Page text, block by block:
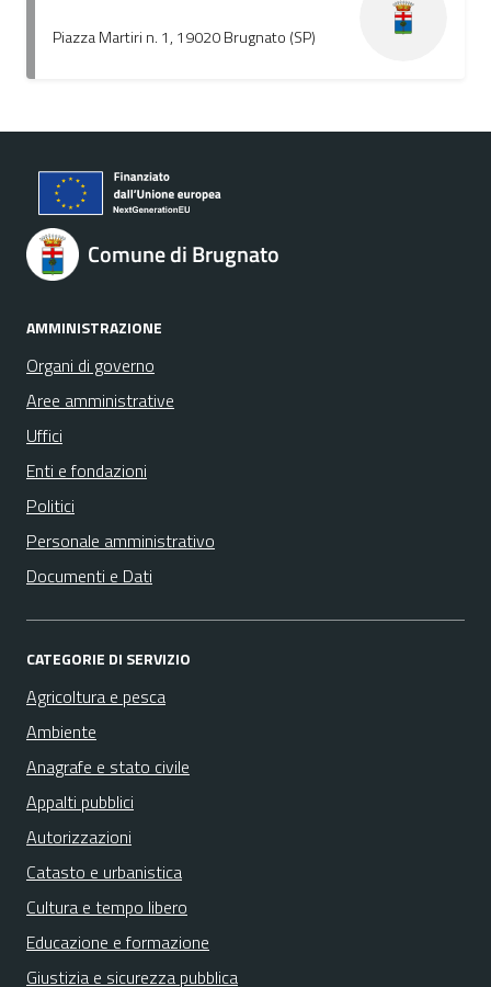
Piazza Martiri n. 1, 19020 Brugnato (SP)
Comune di Brugnato
AMMINISTRAZIONE
Organi di governo
Aree amministrative
Uffici
Enti e fondazioni
Politici
Personale amministrativo
Documenti e Dati
CATEGORIE DI SERVIZIO
Agricoltura e pesca
Ambiente
Anagrafe e stato civile
Appalti pubblici
Autorizzazioni
Catasto e urbanistica
Cultura e tempo libero
Educazione e formazione
Giustizia e sicurezza pubblica